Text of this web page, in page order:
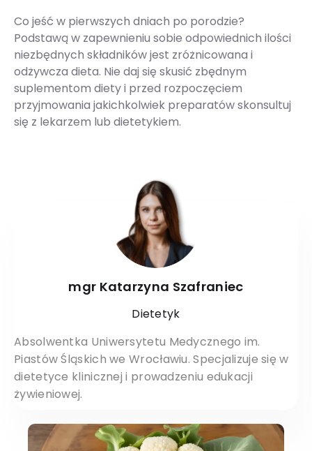
Co jeść w pierwszych dniach po porodzie?
Podstawą w zapewnieniu sobie odpowiednich ilości
niezbędnych składników jest zróżnicowana i
odżywcza dieta. Nie daj się skusić zbędnym
suplementom diety i przed rozpoczęciem
przyjmowania jakichkolwiek preparatów skonsultuj
się z lekarzem lub dietetykiem.
mgr Katarzyna Szafraniec
Dietetyk
Absolwentka Uniwersytetu Medycznego im.
Piastów Śląskich we Wrocławiu. Specjalizuje się w
dietetyce klinicznej i prowadzeniu edukacji
żywieniowej.